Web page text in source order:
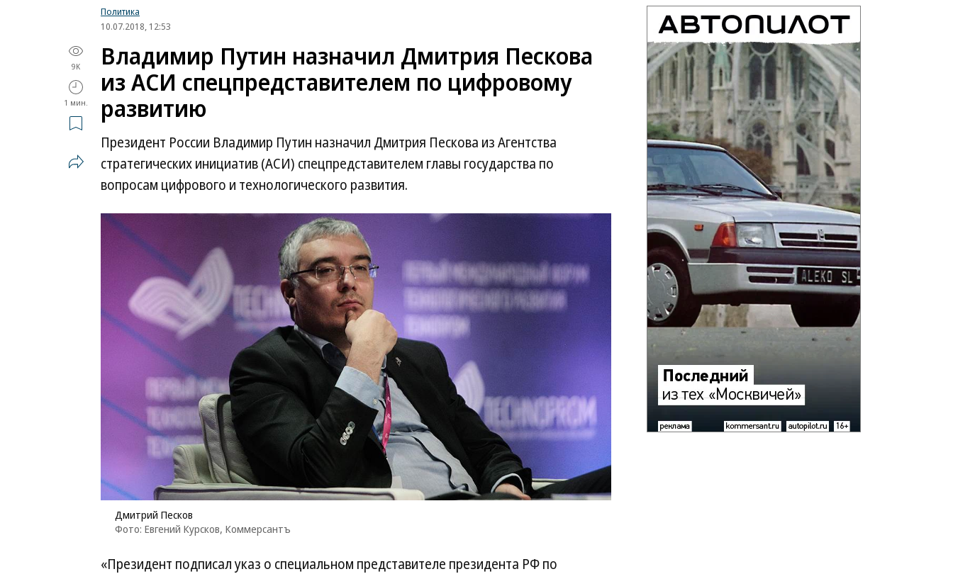
Политика
10.07.2018, 12:53
9K
1 мин.
Владимир Путин назначил Дмитрия Пескова
из АСИ спецпредставителем по цифровому
развитию
Президент России Владимир Путин назначил Дмитрия Пескова из Агентства
стратегических инициатив (АСИ) спецпредставителем главы государства по
вопросам цифрового и технологического развития.
Дмитрий Песков
Фото: Евгений Курсков, Коммерсантъ
«Президент подписал указ о специальном представителе президента РФ по